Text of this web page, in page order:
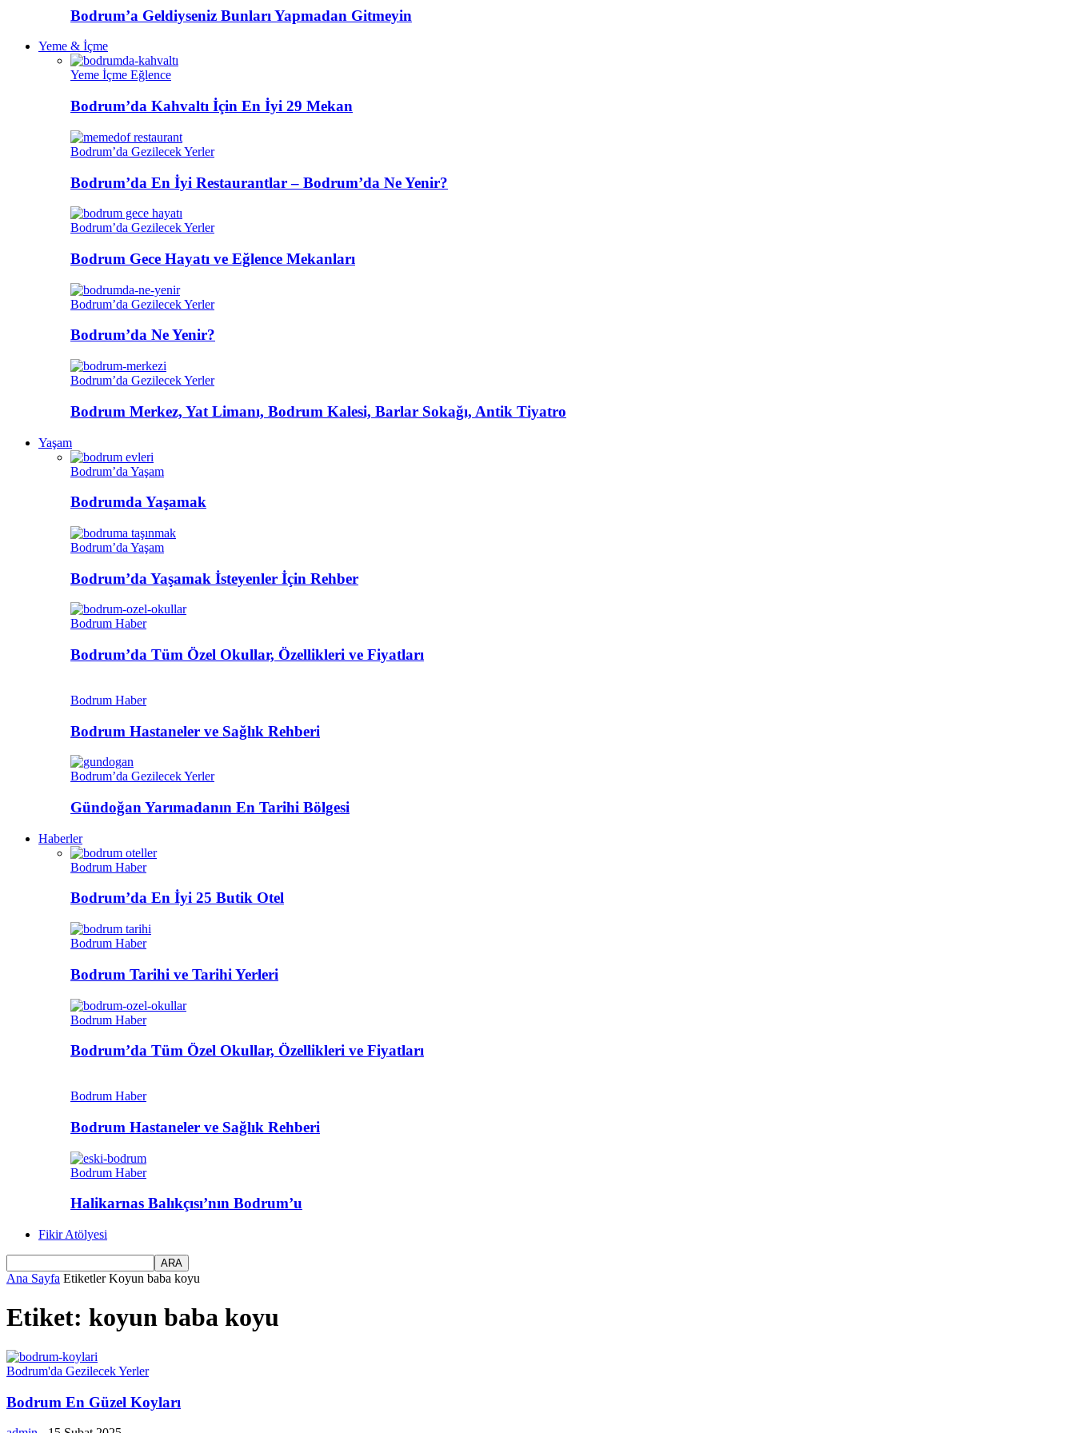
Bodrum’a Geldiyseniz Bunları Yapmadan Gitmeyin
Yeme & İçme
Yeme İçme Eğlence
Bodrum’da Kahvaltı İçin En İyi 29 Mekan
Bodrum’da Gezilecek Yerler
Bodrum’da En İyi Restaurantlar – Bodrum’da Ne Yenir?
Bodrum’da Gezilecek Yerler
Bodrum Gece Hayatı ve Eğlence Mekanları
Bodrum’da Gezilecek Yerler
Bodrum’da Ne Yenir?
Bodrum’da Gezilecek Yerler
Bodrum Merkez, Yat Limanı, Bodrum Kalesi, Barlar Sokağı, Antik Tiyatro
Yaşam
Bodrum’da Yaşam
Bodrumda Yaşamak
Bodrum’da Yaşam
Bodrum’da Yaşamak İsteyenler İçin Rehber
Bodrum Haber
Bodrum’da Tüm Özel Okullar, Özellikleri ve Fiyatları
Bodrum Haber
Bodrum Hastaneler ve Sağlık Rehberi
Bodrum’da Gezilecek Yerler
Gündoğan Yarımadanın En Tarihi Bölgesi
Haberler
Bodrum Haber
Bodrum’da En İyi 25 Butik Otel
Bodrum Haber
Bodrum Tarihi ve Tarihi Yerleri
Bodrum Haber
Bodrum’da Tüm Özel Okullar, Özellikleri ve Fiyatları
Bodrum Haber
Bodrum Hastaneler ve Sağlık Rehberi
Bodrum Haber
Halikarnas Balıkçısı’nın Bodrum’u
Fikir Atölyesi
Ana Sayfa Etiketler Koyun baba koyu
Etiket: koyun baba koyu
Bodrum'da Gezilecek Yerler
Bodrum En Güzel Koyları